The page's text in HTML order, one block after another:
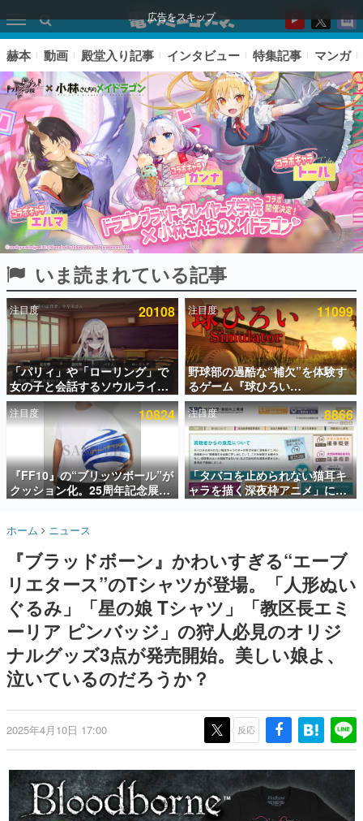
広告をスキップ
ピックアップ
電ファミのいま読まれている記事ランキング
アプリセール情報
インタビュー
連載・特集一覧
殿堂入り記事
SNS拡散数が数千以上！ ページビュー数万以上！ などな
ど。多くの人々に読まれた、電ファミ渾身の“殿堂入り”記
事をまとめました。
名作ゲームクリエイターの方々に製作時のエピソードをお
きます。
赫本
この物語を解いてはいけない。『赫本』は、〈試験問題〉
の形をした短編ホラー小説集です。
新世代に訊く
これからのデジタルゲーム市場を担う若きクリエイター達
の姿を追い、彼らのルーツと情熱を探っていきます。
ゲーム世代の作家たち
ゲームに多大な影響を受けた作家さんに取材し、ゲームが
日本のコンテンツ産業やカルチャーに与えた影響を探る企
画です。
日本モバイルゲーム産業史
日本のモバイルゲーム史における主要なトピック・タイト
ルを網羅するほか、開発者へのインタビューや識者による
赫本 動画 殿堂入り記事 インタビュー 特集記事 マンガ
いま読まれている記事
注目度 20108
「パリィ」や「ローリング」で
女の子と会話するソウルライク
恋愛ゲーム『小早川さんはソウ
ルライク』無料公開。返事に失
敗すると「YOU DIED」
注目度 11099
野球部の過酷な“補欠”を体験す
るゲーム『球ひろい
Simulator』が「1件」のウィッ
シュリストをもとにチェコ語に
対応しSNSで話題に。『キング
ダム・カム』開発元やチェコの
プロ野球選手から称賛の声
注目度 10824
『FF10』の“ブリッツボール”が
クッション化。25周年記念展
「FINAL FANTASY X
ズ情報が一部公開
注目度 8866
「タバコを止められない猫耳キ
ャラを描く深夜枠アニメ」に視
聴者の一部から批判意見。違法
ホーム ニュース
『ブラッドボーン』かわいすぎる“エーブ
リエタース”のTシャツが登場。「人形ぬい
ぐるみ」「星の娘 Tシャツ」「教区長エミ
ーリア ピンバッジ」の狩人必見のオリジ
ナルグッズ3点が発売開始。美しい娘よ、
泣いているのだろうか？
2025年4月10日 17:00 反応